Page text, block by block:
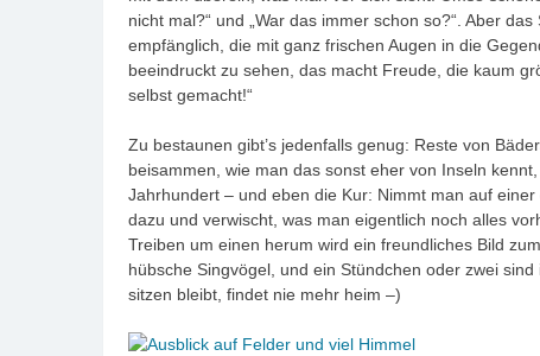
nicht mal?“ und „War das immer schon so?“. Aber
empfänglich, die mit ganz frischen Augen in die
beeindruckt zu sehen, das macht Freude, die kaum
selbst gemacht!“
Zu bestaunen gibt’s jedenfalls genug: Reste von
beisammen, wie man das sonst eher von Inseln
Jahrhundert – und eben die Kur: Nimmt man auf
dazu und verwischt, was man eigentlich noch alles
Treiben um einen herum wird ein freundliches Bild
hübsche Singvögel, und ein Stündchen oder zwei
sitzen bleibt, findet nie mehr heim –)